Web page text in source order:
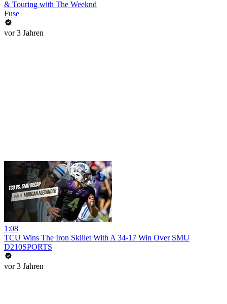
& Touring with The Weeknd
Fuse
vor 3 Jahren
1:08
TCU Wins The Iron Skillet With A 34-17 Win Over SMU
D210SPORTS
vor 3 Jahren